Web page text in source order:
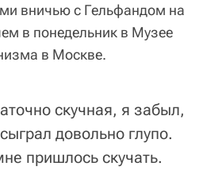
вничью с Гельфандом на
в понедельник в Музее
в Москве.
скучная, я забыл,
довольно глупо.
пришлось скучать.